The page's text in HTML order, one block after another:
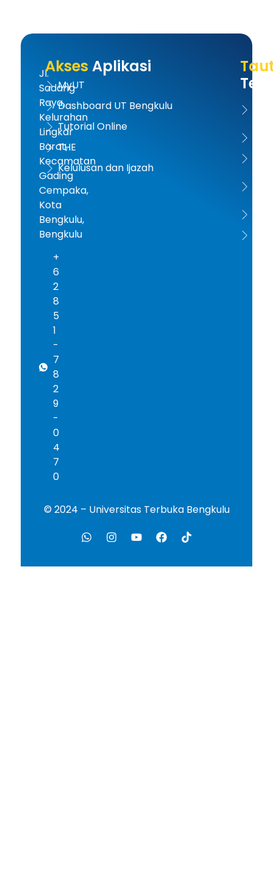
Jl.
Sadang
Raya,
Kelurahan
Lingkar
Barat,
Kecamatan
Gading
Cempaka,
Kota
Bengkulu,
Bengkulu
+
6
2
8
5
1
-
7
8
2
9
-
0
4
7
0
Akses Aplikasi
MyUT
Dashboard UT Bengkulu
Tutorial Online
THE
Kelulusan dan Ijazah
© 2024 – Universitas Terbuka Bengkulu